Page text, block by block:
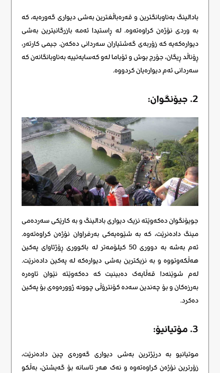
بادالینگ بەناوبانگترین و قەرەباڵغترین بەشی دیواری گەورەیە، کە
بە وردی نۆژەن کراوەتەوە. لە ڕاستیدا ئەمە بازرگانیترین بەشی
دیوارەکەیە کە زۆربەی گەشتیاران سەردانی دەکەن. جیمی کارتەر،
ڕۆناڵد ڕیگان، جۆرج بوش و ئۆباما لەو کەسایەتییە بەناوبانگانەن کە
سەردانی ئەم دیوارەیان کردووە.
2. جیۆنگوان:
جویۆنگوان دەکەوێتە نزیک دیواری بادالینگ و بە کارێکی سەردەمی
مینگ دادەنرێت، کە بە شێوەیەکی بەرفراوان نۆژەن کراوەتەوە.
ئەم بەشە بە دووری 50 کیلۆمەتر لە باکووری ڕۆژئاوای پەکین
هەڵکەوتووە و بە نزیکترین بەشی دیوارەکە لە پەکین دادەنرێت.
لەم شوێنەدا قەڵایەک دەبینیت کە دەکەوێتە نێوان تاوەرە
بەرزەکان و بۆ چەندین سەدە کۆنترۆڵی چوونە ژوورەوەی بۆ پەکین
دەکرد.
3. مۆتیانیۆ:
موتیانیو بە درێژترین بەشی دیواری گەورەی چین دادەنرێت،
زۆرترین نۆژەن کراوەتەوە و نەک هەر ئاسانە بۆ گەیشتن، بەڵکو